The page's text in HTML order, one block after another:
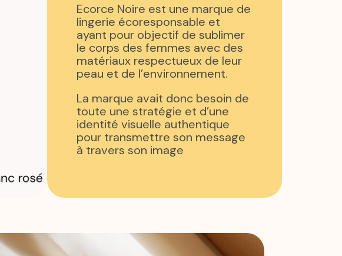
Ecorce Noire est une marque de
lingerie écoresponsable et
ayant pour objectif de sublimer
le corps des femmes avec des
matériaux respectueux de leur
peau et de l’environnement.
La marque avait donc besoin de
toute une stratégie et d’une
identité visuelle authentique
pour transmettre son message
à travers son image